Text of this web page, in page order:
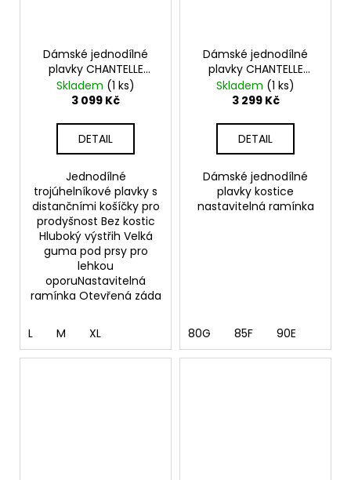
Dámské jednodílné
plavky CHANTELLE
Sauvage C17UUF
Skladem (1 ks)
3 099 Kč
DETAIL
Jednodílné
trojúhelníkové plavky s
distančními košíčky pro
prodyšnost Bez kostic
Hluboký výstřih Velká
guma pod prsy pro
lehkou
oporuNastavitelná
ramínka Otevřená záda
L M XL
Dámské jednodílné
plavky CHANTELLE
Sauvage C17UR0
Skladem (1 ks)
3 299 Kč
DETAIL
Dámské jednodílné
plavky kostice
nastavitelná ramínka
80G 85F 90E